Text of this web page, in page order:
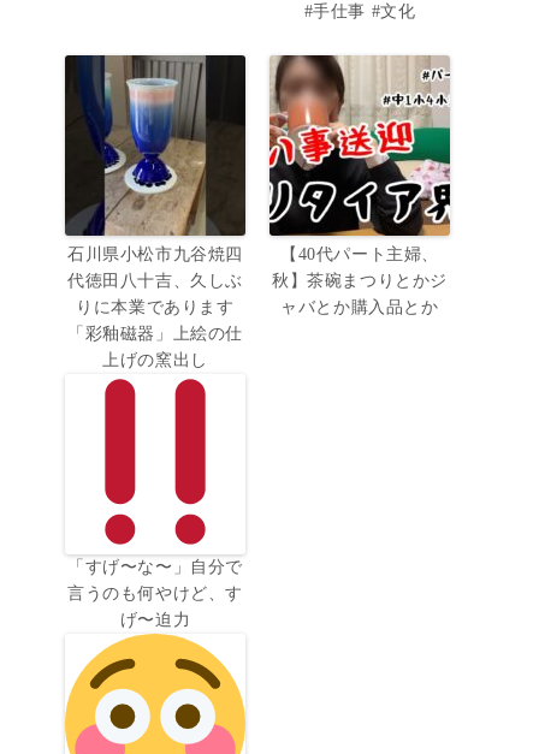
#手仕事 #文化
石川県小松市九谷焼四
代徳田八十吉、久しぶ
りに本業であります
「彩釉磁器」上絵の仕
上げの窯出し
「すげ〜な〜」自分で
言うのも何やけど、す
げ〜迫力
【40代パート主婦、
秋】茶碗まつりとかジ
ャバとか購入品とか